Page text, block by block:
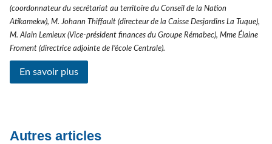
(coordonnateur du secrétariat au territoire du Conseil de la Nation
Atikamekw), M. Johann Thiffault (directeur de la Caisse Desjardins La Tuque),
M. Alain Lemieux (Vice-président finances du Groupe Rémabec), Mme Élaine
Froment (directrice adjointe de l’école Centrale).
En savoir plus
Autres articles